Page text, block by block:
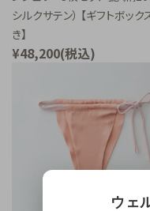
シルクサテン） 【ギフトボック
き】
¥48,200(税込)
ウェ